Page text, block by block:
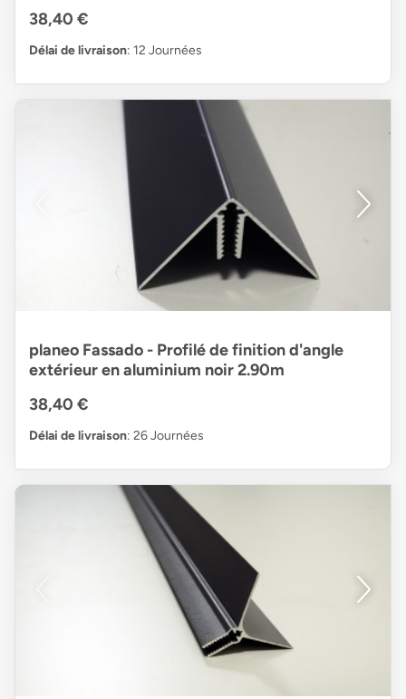
38,40 €
Délai de livraison: 12 Journées
planeo Fassado - Profilé de finition d'angle
extérieur en aluminium noir 2.90m
38,40 €
Délai de livraison: 26 Journées